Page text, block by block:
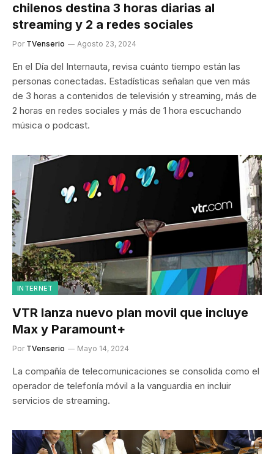
chilenos destina 3 horas diarias al
streaming y 2 a redes sociales
Por TVenserio Agosto 23, 2024
En el Día del Internauta, revisa cuánto tiempo están las
personas conectadas. Estadísticas señalan que ven más
de 3 horas a contenidos de televisión y streaming, más de
2 horas en redes sociales y más de 1 hora escuchando
música o podcast.
INTERNET
VTR lanza nuevo plan movil que incluye
Max y Paramount+
Por TVenserio Mayo 14, 2024
La compañía de telecomunicaciones se consolida como el
operador de telefonía móvil a la vanguardia en incluir
servicios de streaming.